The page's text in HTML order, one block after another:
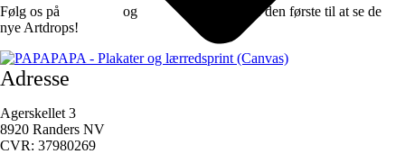
Følg os på og instagram
for at være den første til at se de
nye Artdrops!
Adresse
Agerskellet 3
8920 Randers NV
CVR: 37980269